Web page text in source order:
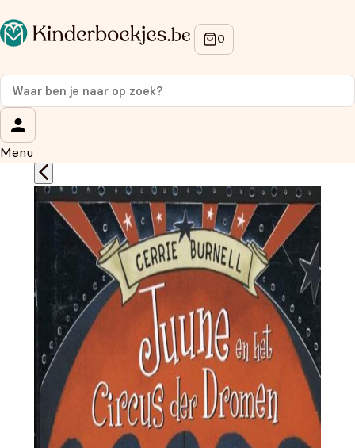
Menu
Op de hoogte blijven van onze acties?
Meld je aan voor onze nieuwsbrief en ontvang
korting
Wat is je voornaam?
Wat is je e-mailadres?*
Aanmelden
We gebruiken je gegevens om contact op te nemen, in
overeenstemming met ons
privacybeleid.